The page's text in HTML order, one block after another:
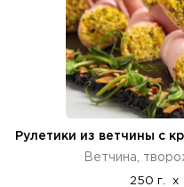
Рулетики из ветчины с
Ветчина,
250 г. x